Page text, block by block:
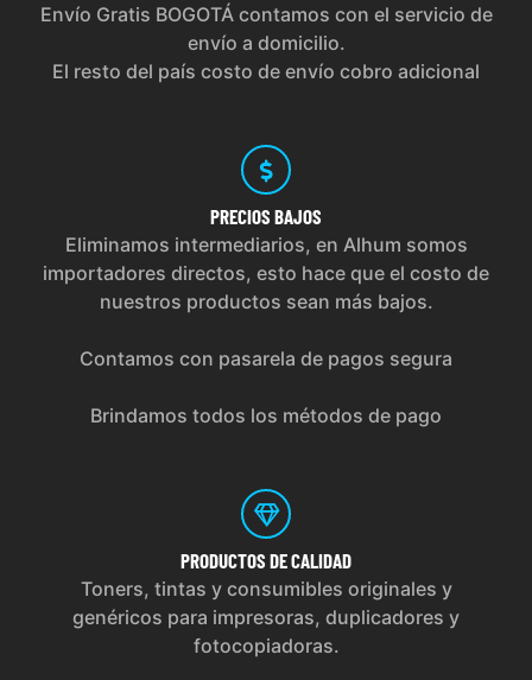
Envío Gratis BOGOTÁ contamos con el servicio de
envío a domicilio.
El resto del país costo de envío cobro adicional
PRECIOS BAJOS
Eliminamos intermediarios, en Alhum somos
importadores directos, esto hace que el costo de
nuestros productos sean más bajos.
Contamos con pasarela de pagos segura
Brindamos todos los métodos de pago
PRODUCTOS DE CALIDAD
Toners, tintas y consumibles originales y
genéricos para impresoras, duplicadores y
fotocopiadoras.